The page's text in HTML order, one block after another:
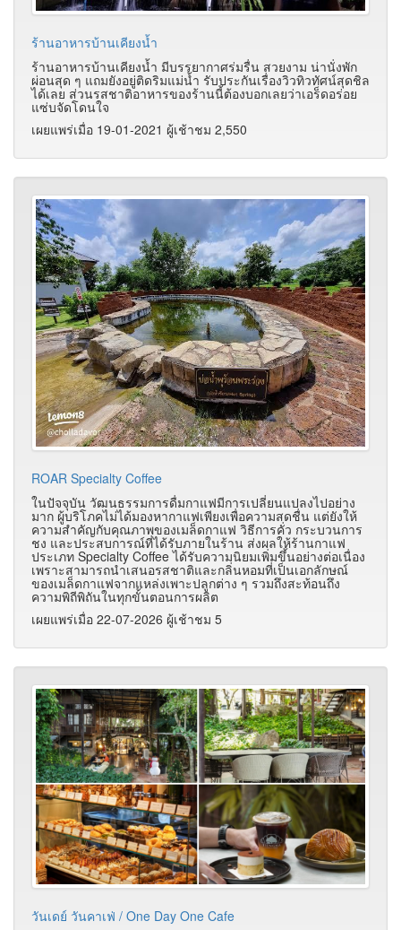
ร้านอาหารบ้านเคียงน้ำ
ร้านอาหารบ้านเคียงน้ำ มีบรรยากาศร่มรื่น สวยงาม น่านั่งพัก
ผ่อนสุด ๆ แถมยังอยู่ติดริมแม่น้ำ รับประกันเรื่องวิวทิวทัศน์สุดชิล
ได้เลย ส่วนรสชาติอาหารของร้านนี้ต้องบอกเลยว่าเอร็ดอร่อย
แซ่บจัดโดนใจ
เผยแพร่เมื่อ 19-01-2021 ผู้เช้าชม 2,550
ROAR Specialty Coffee
ในปัจจุบัน วัฒนธรรมการดื่มกาแฟมีการเปลี่ยนแปลงไปอย่าง
มาก ผู้บริโภคไม่ได้มองหากาแฟเพียงเพื่อความสดชื่น แต่ยังให้
ความสำคัญกับคุณภาพของเมล็ดกาแฟ วิธีการคั่ว กระบวนการ
ชง และประสบการณ์ที่ได้รับภายในร้าน ส่งผลให้ร้านกาแฟ
ประเภท Specialty Coffee ได้รับความนิยมเพิ่มขึ้นอย่างต่อเนื่อง
เพราะสามารถนำเสนอรสชาติและกลิ่นหอมที่เป็นเอกลักษณ์
ของเมล็ดกาแฟจากแหล่งเพาะปลูกต่าง ๆ รวมถึงสะท้อนถึง
ความพิถีพิถันในทุกขั้นตอนการผลิต
เผยแพร่เมื่อ 22-07-2026 ผู้เช้าชม 5
วันเดย์ วันคาเฟ่ / One Day One Cafe